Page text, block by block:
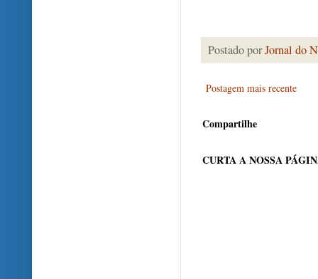
Postado porJornal do
Postagem mais recente
Compartilhe
CURTA A NOSSA